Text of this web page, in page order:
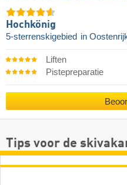
Hochkönig
5-sterrenskigebied in
Liften
Pistepreparatie
Tips voor de